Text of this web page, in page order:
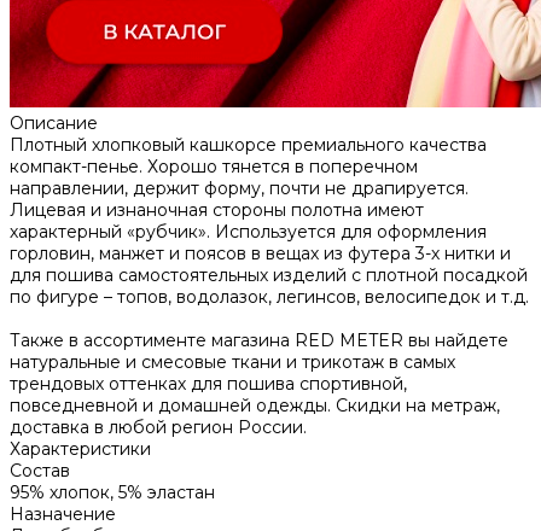
Описание
Плотный хлопковый кашкорсе премиального качества
компакт-пенье. Хорошо тянется в поперечном
направлении, держит форму, почти не драпируется.
Лицевая и изнаночная стороны полотна имеют
характерный «рубчик». Используется для оформления
горловин, манжет и поясов в вещах из футера 3-х нитки и
для пошива самостоятельных изделий с плотной посадкой
по фигуре – топов, водолазок, легинсов, велосипедок и т.д.
Также в ассортименте магазина RED METER вы найдете
натуральные и смесовые ткани и трикотаж в самых
трендовых оттенках для пошива спортивной,
повседневной и домашней одежды. Скидки на метраж,
доставка в любой регион России.
Характеристики
Состав
95% хлопок, 5% эластан
Назначение